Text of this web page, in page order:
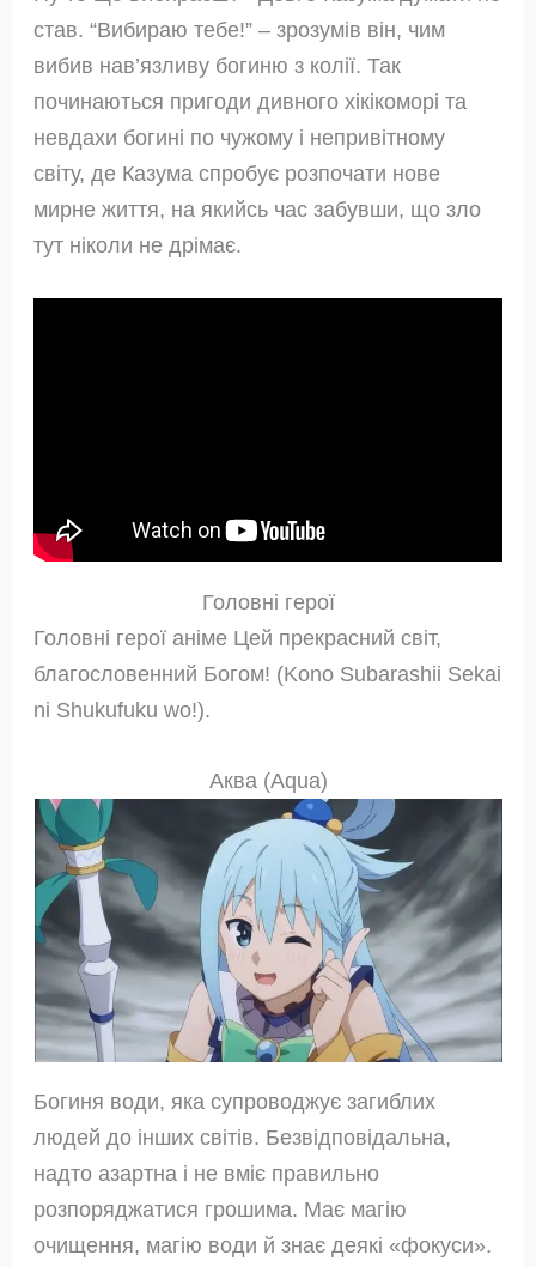
став. “Вибираю тебе!” – зрозумів він, чим
вибив нав’язливу богиню з колії. Так
починаються пригоди дивного хікікоморі та
невдахи богині по чужому і непривітному
світу, де Казума спробує розпочати нове
мирне життя, на якийсь час забувши, що зло
тут ніколи не дрімає.
Головні герої
Головні герої аніме Цей прекрасний світ,
благословенний Богом! (Kono Subarashii Sekai
ni Shukufuku wo!).
Аква (Aqua)
Богиня води, яка супроводжує загиблих
людей до інших світів. Безвідповідальна,
надто азартна і не вміє правильно
розпоряджатися грошима. Має магію
очищення, магію води й знає деякі «фокуси».